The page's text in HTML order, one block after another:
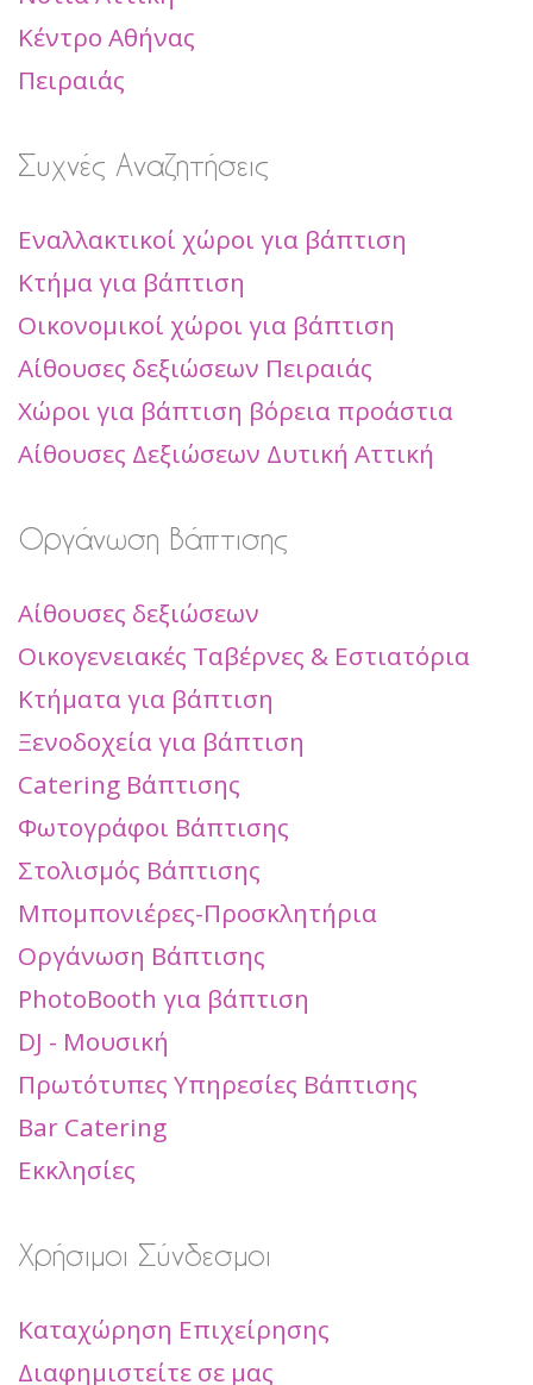
Κέντρο Αθήνας
Πειραιάς
Συχνές Αναζητήσεις
Εναλλακτικοί χώροι για βάπτιση
Κτήμα για βάπτιση
Οικονομικοί χώροι για βάπτιση
Αίθουσες δεξιώσεων Πειραιάς
Χώροι για βάπτιση βόρεια προάστια
Αίθουσες Δεξιώσεων Δυτική Αττική
Οργάνωση Βάπτισης
Αίθουσες δεξιώσεων
Οικογενειακές Ταβέρνες & Εστιατόρια
Κτήματα για βάπτιση
Ξενοδοχεία για βάπτιση
Catering Βάπτισης
Φωτογράφοι Βάπτισης
Στολισμός Βάπτισης
Μπομπονιέρες-Προσκλητήρια
Οργάνωση Βάπτισης
PhotoBooth για βάπτιση
DJ - Μουσική
Πρωτότυπες Υπηρεσίες Βάπτισης
Bar Catering
Εκκλησίες
Χρήσιμοι Σύνδεσμοι
Καταχώρηση Επιχείρησης
Διαφημιστείτε σε μας